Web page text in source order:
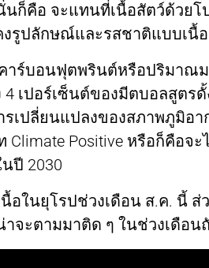
ก็คือ จะแทนที่เนื้อสัตว์ด้วยโ
รูปลักษณ์และรสชาติแบบเนื้อ
าร์บอนฟุตพรินต์หรือปริมาณ
4 เปอร์เซ็นต์ของมีตบอลสูตร
ปลี่ยนแปลงของสภาพภูมิอา
Climate Positive หรือก็คือจ
ปี 2030
อในยุโรปช่วงเดือน ส.ค. นี้ ส่
จะตามมาติด ๆ ในช่วงเดือน